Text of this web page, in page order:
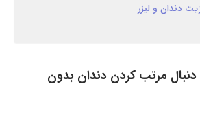
دندان و لیزر
دنبال مرتب کردن دندان بدون